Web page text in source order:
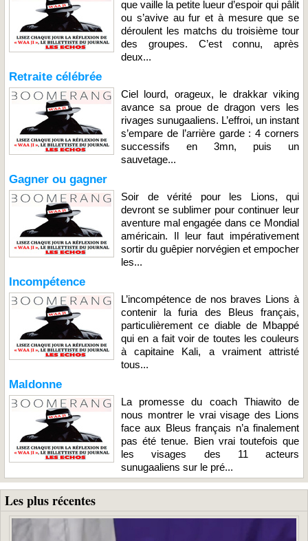
que vaille la petite lueur d’espoir qui pâlit
ou s’avive au fur et à mesure que se
déroulent les matchs du troisième tour
des groupes. C’est connu, après
deux...
Retraite célébrée
Ciel lourd, orageux, le drakkar viking
avance sa proue de dragon vers les
rivages sunugaaliens. L’effroi, un instant
s’empare de l’arrière garde : 4 corners
successifs en 3mn, puis un
sauvetage...
Gagner ou gagner
Soir de vérité pour les Lions, qui
devront se sublimer pour continuer leur
aventure mal engagée dans ce Mondial
américain. Il leur faut impérativement
sortir du guêpier norvégien et empocher
les...
Incompétence
L’incompétence de nos braves Lions à
contenir la furia des Bleus français,
particulièrement ce diable de Mbappé
qui en a fait voir de toutes les couleurs
à capitaine Kali, a vraiment attristé
tous...
Maldonne
La promesse du coach Thiawito de
nous montrer le vrai visage des Lions
face aux Bleus français n’a finalement
pas été tenue. Bien vrai toutefois que
les visages des 11 acteurs
sunugaaliens sur le pré...
Les plus récentes